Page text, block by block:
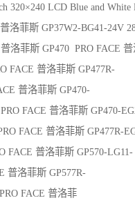
320×240 LCD Blue and White
洛菲斯 GP37W2-BG41-24V
洛菲斯 GP470 PRO FACE
FACE 普洛菲斯 GP477R-
普洛菲斯 GP470-
FACE 普洛菲斯 GP470-
FACE 普洛菲斯 GP477R-
FACE 普洛菲斯 GP570-LG11-
普洛菲斯 GP577R-
FACE 普洛菲